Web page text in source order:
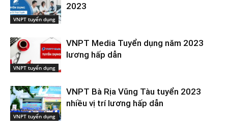
VNPT tuyển dụng
2023
VNPT tuyển dụng
VNPT Media Tuyển dụng năm 2023
lương hấp dẫn
VNPT tuyển dụng
VNPT Bà Rịa Vũng Tàu tuyển 2023
nhiều vị trí lương hấp dẫn